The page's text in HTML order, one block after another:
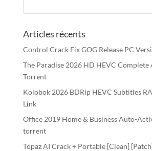
Articles récents
Control Crack Fix GOG Release PC
The Paradise 2026 HD HEVC Complete
Torr𝐞nt
Kolobok 2026 BDRip HEVC Subtitles
L𝐢nk
Office 2019 Home & Business Auto-
torrent
Topaz AI Crack + Portable [Clean]